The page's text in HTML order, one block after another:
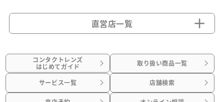
直営店一覧
コンタクトレンズ
はじめてガイド 取り扱い商品一覧
サービス一覧 店舗検索